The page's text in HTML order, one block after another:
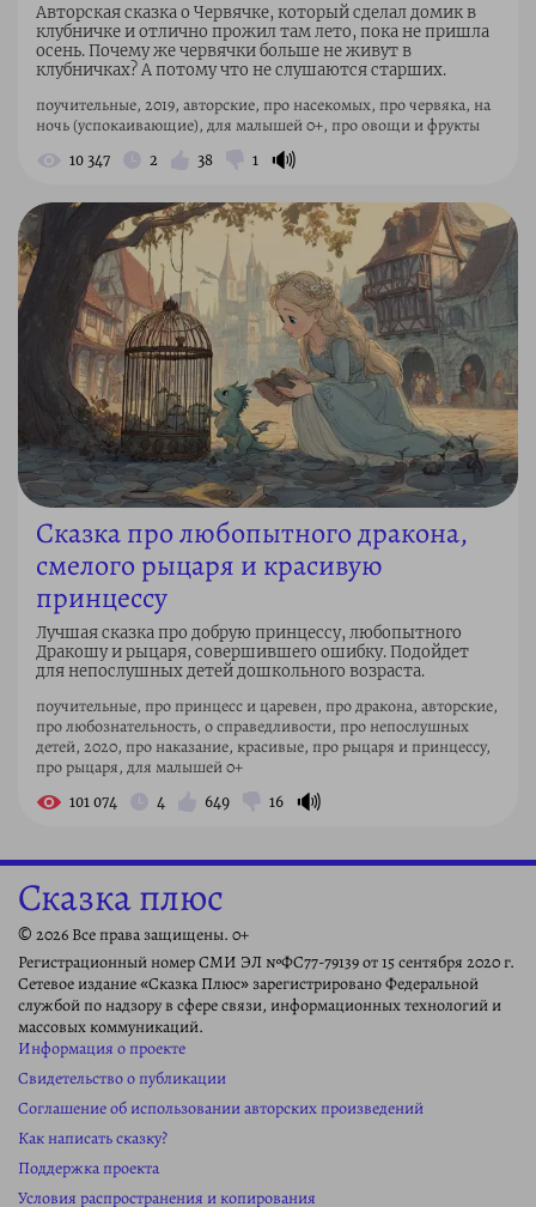
Авторская сказка о Червячке, который сделал домик в
клубничке и отлично прожил там лето, пока не пришла
осень. Почему же червячки больше не живут в
клубничках? А потому что не слушаются старших.
поучительные, 2019, авторские, про насекомых, про червяка, на
ночь (успокаивающие), для малышей 0+, про овощи и фрукты
10 347 2 38 1 🔊
Сказка про любопытного дракона,
смелого рыцаря и красивую
принцессу
Лучшая сказка про добрую принцессу, любопытного
Дракошу и рыцаря, совершившего ошибку. Подойдет
для непослушных детей дошкольного возраста.
поучительные, про принцесс и царевен, про дракона, авторские,
про любознательность, о справедливости, про непослушных
детей, 2020, про наказание, красивые, про рыцаря и принцессу,
про рыцаря, для малышей 0+
101 074 4 649 16 🔊
Сказка плюс
© 2026 Все права защищены. 0+
Регистрационный номер СМИ ЭЛ №ФС77-79139 от 15 сентября 2020 г.
Сетевое издание «Сказка Плюс» зарегистрировано Федеральной
службой по надзору в сфере связи, информационных технологий и
массовых коммуникаций.
Информация о проекте
Свидетельство о публикации
Соглашение об использовании авторских произведений
Как написать сказку?
Поддержка проекта
Условия распространения и копирования